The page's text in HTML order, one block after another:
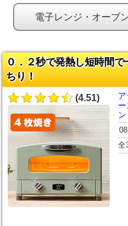
電子レンジ・オーブ
０．２秒で発熱し短時間
ちり！
(4.51)
全